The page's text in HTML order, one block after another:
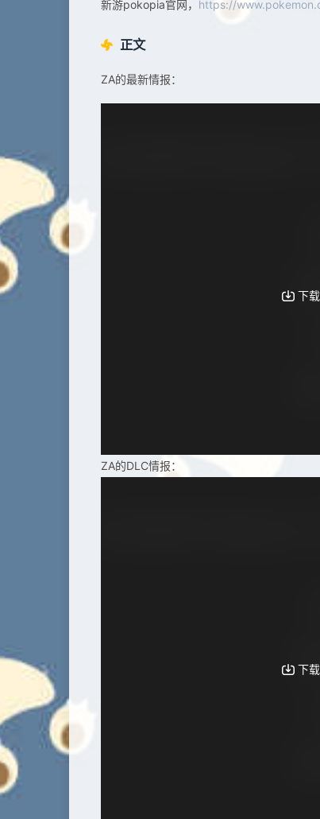
新游pokopia官网， https://
正文
ZA的最新情报：
ZA的DLC情报：